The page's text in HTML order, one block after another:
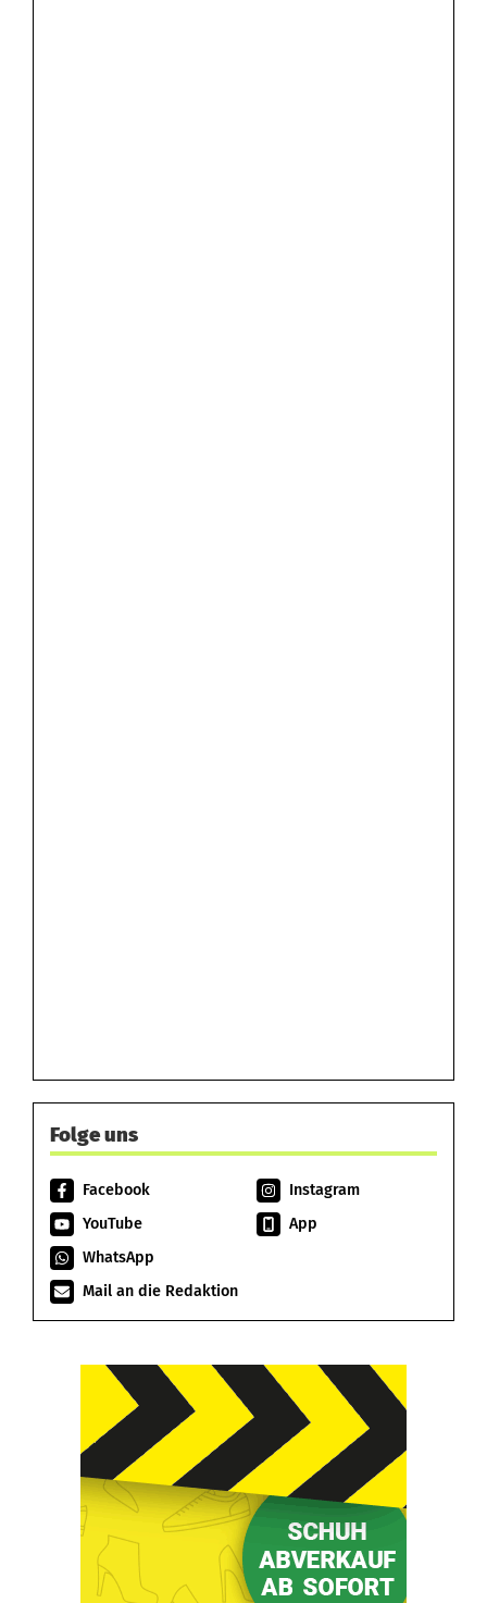
Folge uns
Facebook
Instagram
YouTube
App
WhatsApp
Mail an die Redaktion